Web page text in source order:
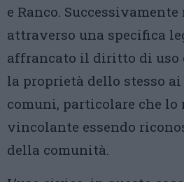
e Ranco. Successivamente
attraverso una specifica
affrancato il diritto di uso
la proprietà dello stesso
comuni, particolare che lo
vincolante essendo
della comunità.